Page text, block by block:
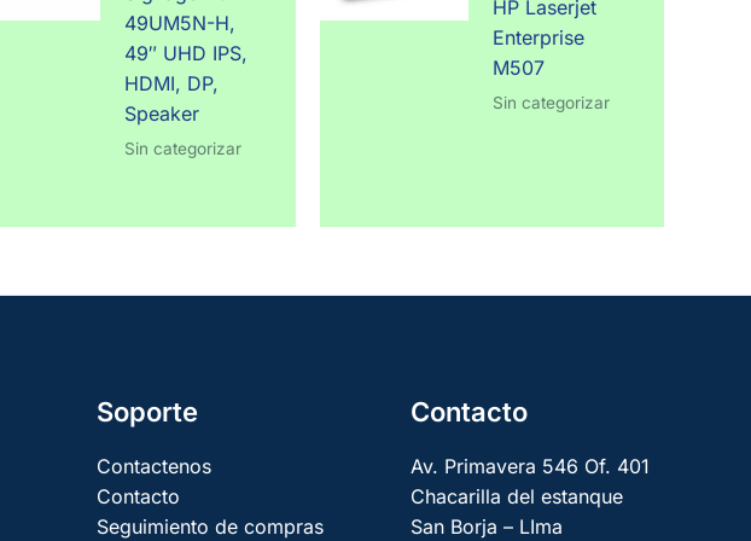
49UM5N-H,
49″ UHD IPS,
HDMI, DP,
Speaker
Sin categorizar
HP Laserjet
Enterprise
M507
Sin categorizar
Soporte
Contactenos
Contacto
Seguimiento de compras
Contacto
Av. Primavera 546 Of. 401
Chacarilla del estanque
San Borja – LIma